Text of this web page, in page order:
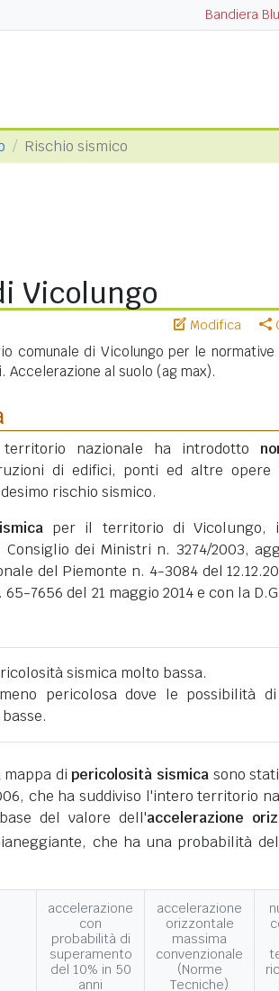
Bandiera
Rischio sismico
Vicolungo
Modifica
comunale di Vicolungo per le normative
al suolo (ag max).
nazionale ha introdotto
di edifici, ponti ed altre opere
rischio sismico.
per il territorio di Vicolungo,
dei Ministri n. 3274/2003,
del Piemonte n. 4-3084 del
7656 del 21 maggio 2014 e con la
sismica molto bassa.
pericolosa dove le possibilità
mappa dipericolosità sismica sono
che ha suddiviso l'intero territorio
del valore dell'accelerazione
che ha una probabilità
accelerazione
con
probabilità di
superamento
del 10% in 50
anni
accelerazione
orizzontale
massima
convenzionale
(Norme
Tecniche)